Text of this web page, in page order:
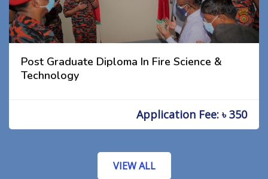
Post Graduate Diploma In Fire Science &
Technology
Application Fee: ৳ 350
VIEW ALL